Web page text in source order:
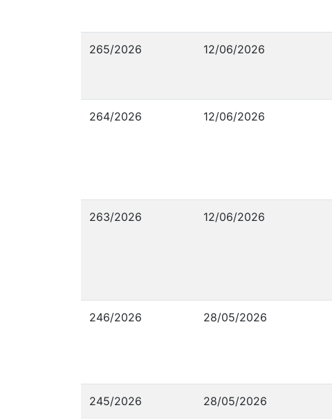
265/2026 12/06/2026
264/2026 12/06/2026
263/2026 12/06/2026
246/2026 28/05/2026
245/2026 28/05/2026